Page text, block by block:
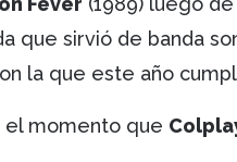
que sirvió de banda
la que este año
momento que